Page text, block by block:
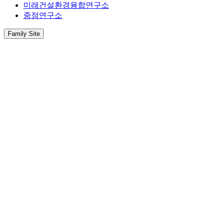
미래건설환경융합연구소
중점연구소
Family Site